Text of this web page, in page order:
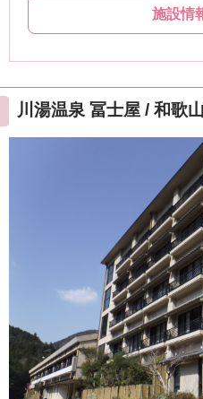
川湯温泉 冨士屋 / 和歌